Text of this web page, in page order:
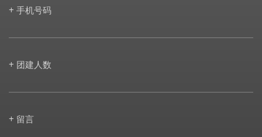
+ 手机号码
+ 团建人数
+ 留言